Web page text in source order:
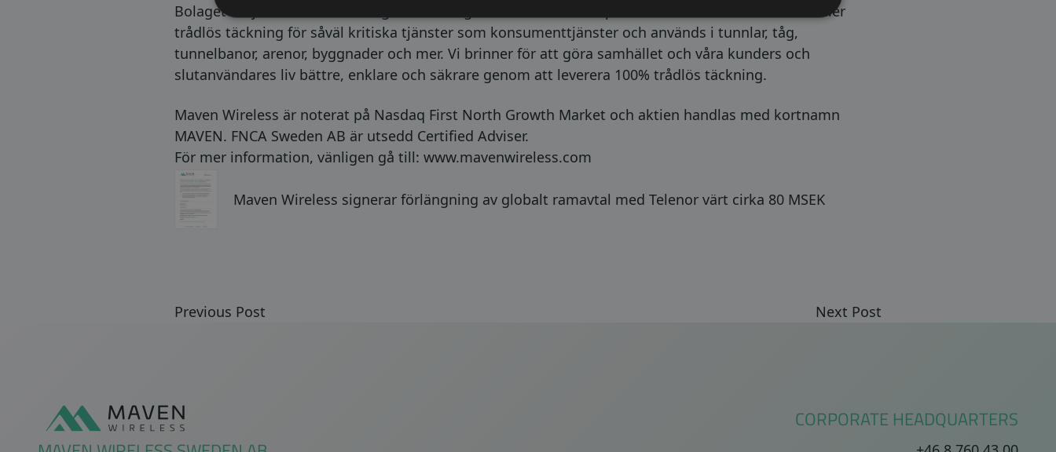
Bolaget erbjuder end-to-end digitala lösningar med enastående prestanda. Produkterna säkerställer
trådlös täckning för såväl kritiska tjänster som konsumenttjänster och används i tunnlar, tåg,
tunnelbanor, arenor, byggnader och mer. Vi brinner för att göra samhället och våra kunders och
slutanvändares liv bättre, enklare och säkrare genom att leverera 100% trådlös täckning.
Maven Wireless är noterat på Nasdaq First North Growth Market och aktien handlas med kortnamn
MAVEN. FNCA Sweden AB är utsedd Certified Adviser.
För mer information, vänligen gå till: www.mavenwireless.com
Maven Wireless signerar förlängning av globalt ramavtal med Telenor värt cirka 80 MSEK
Previous Post Next Post
CORPORATE HEADQUARTERS